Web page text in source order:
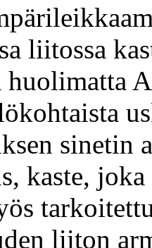
liitossa
huolimatta
sinetin
kaste, joka
liiton